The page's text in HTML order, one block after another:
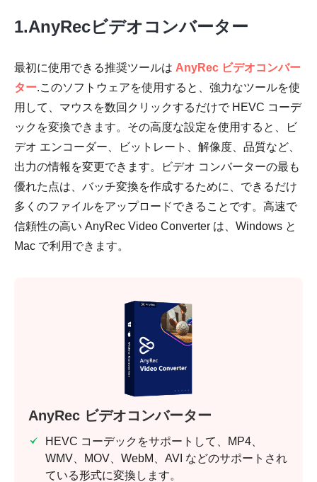
1.AnyRecビデオコンバーター
最初に使用できる推奨ツールは AnyRec ビデオコンバー
ター.このソフトウェアを使用すると、強力なツールを使
用して、マウスを数回クリックするだけで HEVC コーデ
ックを変換できます。その高度な設定を使用すると、ビ
デオ エンコーダー、ビットレート、解像度、品質など、
出力の情報を変更できます。ビデオ コンバーターの最も
優れた点は、バッチ変換を作成するために、できるだけ
多くのファイルをアップロードできることです。高速で
信頼性の高い AnyRec Video Converter は、Windows と
Mac で利用できます。
AnyRec ビデオコンバーター
HEVC コーデックをサポートして、MP4、
WMV、MOV、WebM、AVI などのサポートされ
ている形式に変換します。